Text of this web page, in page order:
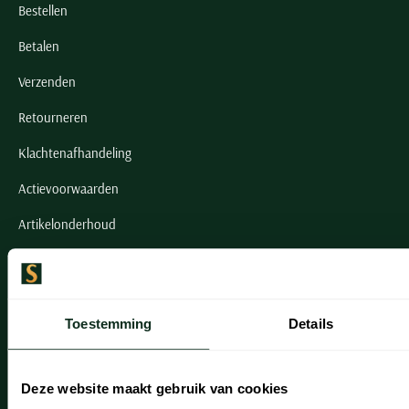
Toestemming Details
Deze website maakt gebruik van cookies
Bestellen
Betalen
Verzenden
Retourneren
Klachtenafhandeling
Actievoorwaarden
Artikelonderhoud
Onze winkels
Onze winkels
Heemstede
Hillegom